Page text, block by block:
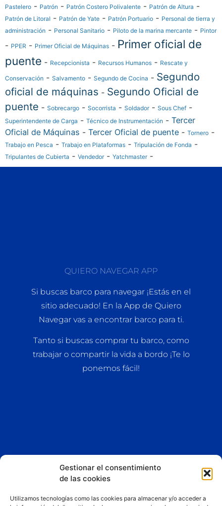
Gestionar el consentimiento
de las cookies
Utilizamos tecnologías como las cookies para almacenar y/o acceder a
Pastelero - Patrón - Patrón Costero Polivalente - Patrón de Altura -
Patrón de Litoral - Patrón de Yate - Patrón Portuario - Personal de tierra y
administración - Personal Sanitario - Piloto de la marina mercante - Pintor
- PPER - Primer Oficial de Máquinas - Primer oficial de
puente - Recepcionista - Recursos Humanos - Rescate y
Conservación - Salvamento - Segundo de Cocina - Segundo
oficial de máquinas - Segundo Oficial de
puente - Sobrecargo - Socorrista - Soldador- Sous Chef -
Superintendente de Carga - Técnico de Instrumentación - Tercer
Oficial de Máquinas - Tercer Oficial de puente - Tornero -
Trabajo en Pesca - Trabajo en Plataformas - Tripulación de Fonda -
Tripulantes de Cubierta - Vendedor- Yatchmaster-
QUIERO NAVEGAR APP
Si buscas barco para navegar ¡Estás en el
sitio adecuado! En la App de Quiero
Navegar vas a encontrar barco para ti.
Tanto si buscas comprar tu barco, como
trabajar o compartir la vida a bordo ¡Te lo
ponemos fácil!
Dreams LTD